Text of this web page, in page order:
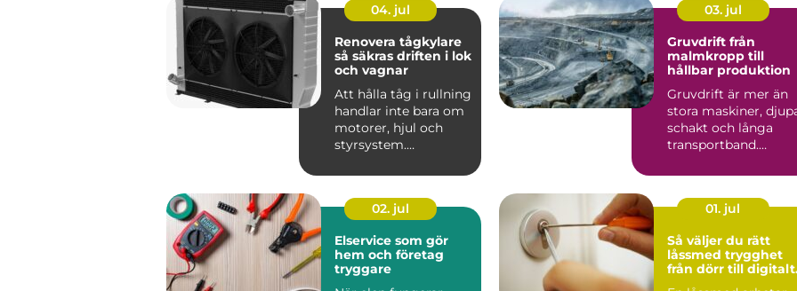
04. jul
Renovera tågkylare
så säkras driften i lok
och vagnar
Att hålla tåg i rullning
handlar inte bara om
motorer, hjul och
styrsystem.
avgöra...
03. jul
Gruvdrift från
malmkropp till
hållbar produktion
Gruvdrift är mer än
stora maskiner,
schakt och långa
transportband.
malm finns...
02. jul
Elservice som gör
hem och företag
tryggare
01. jul
Så väljer du rätt
låssmed trygghet
från dörr till digitalt